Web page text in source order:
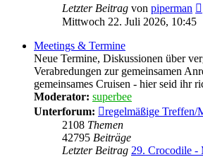
Letzter Beitrag von piperman
Mittwoch 22. Juli 2026, 10:45
Meetings & Termine
Neue Termine, Diskussionen über
Verabredungen zur gemeinsamen
gemeinsames Cruisen - hier seid ihr
Moderator: superbee
Unterforum:
regelmäßige Treffen/
2108 Themen
42795 Beiträge
Letzter Beitrag 29. Crocodile